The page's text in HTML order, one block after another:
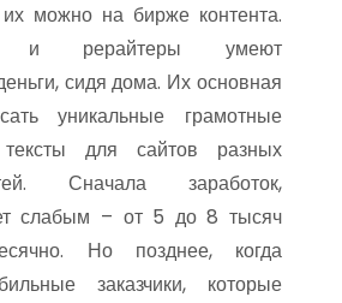
можно на бирже контента.
и рерайтеры умеют
сидя дома. Их основная
уникальные грамотные
тексты для сайтов разных
Сначала заработок,
слабым – от 5 до 8 тысяч
Но позднее, когда
заказчики, которые